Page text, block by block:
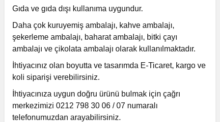
Gıda ve gıda dışı kullanıma uygundur.
Daha çok kuruyemiş ambalajı, kahve ambalajı,
şekerleme ambalajı, baharat ambalajı, bitki çayı
ambalajı ve çikolata ambalajı olarak kullanılmaktadır.
İhtiyacınız olan boyutta ve tasarımda E-Ticaret, kargo ve
koli siparişi verebilirsiniz.
İhtiyacınıza uygun doğru ürünü bulmak için çağrı
merkezimizi 0212 798 30 06 / 07 numaralı
telefonumuzdan arayabilirsiniz.